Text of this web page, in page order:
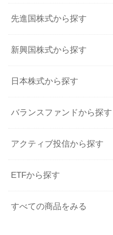
先進国株式から探す
新興国株式から探す
日本株式から探す
バランスファンドから探す
アクティブ投信から探す
ETFから探す
すべての商品をみる